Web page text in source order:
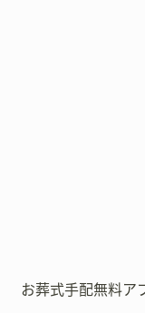
お葬式手配無料ア